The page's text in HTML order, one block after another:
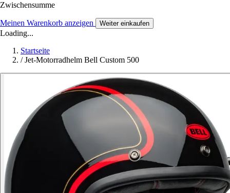
Zwischensumme
Meinen Warenkorb anzeigen Weiter einkaufen
Loading...
Startseite
/ Jet-Motorradhelm Bell Custom 500